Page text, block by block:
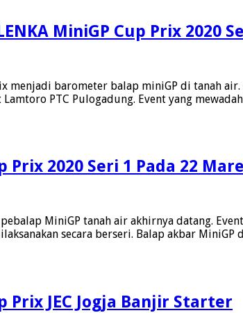
MiniGP Cup Prix 2020
menjadi barometer balap miniGP di tanah
PTC Pulogadung. Event yang
Prix 2020 Seri 1 Pada 22
MiniGP tanah air akhirnya datang.
secara berseri. Balap akbar
Prix JEC Jogja Banjir Starter